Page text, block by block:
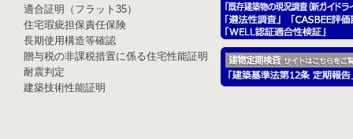
適合証明（フラット35）
住宅瑕疵担保責任保険
長期使用構造等確認
贈与税の非課税措置に係る住宅性能証明
耐震判定
建築技術性能証明